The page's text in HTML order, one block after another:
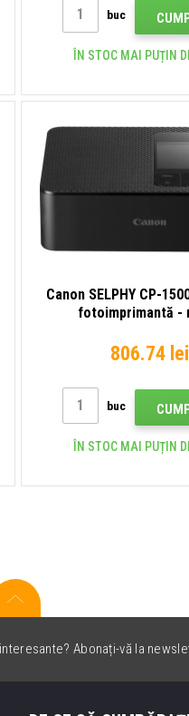
buc
ÎN STOC MAI PUȚIN
Canon SELPHY CP-
fotoimprimantă -
806.74 lei
buc
ÎN STOC MAI PUȚIN
Abonați-vă la